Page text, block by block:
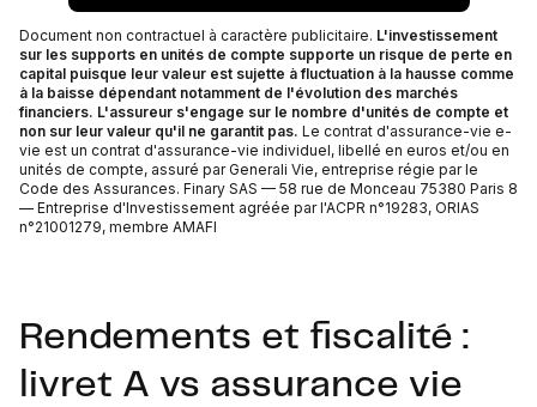
Document non contractuel à caractère publicitaire. L'investissement
sur les supports en unités de compte supporte un risque de perte en
capital puisque leur valeur est sujette à fluctuation à la hausse comme
à la baisse dépendant notamment de l'évolution des marchés
financiers. L'assureur s'engage sur le nombre d'unités de compte et
non sur leur valeur qu'il ne garantit pas. Le contrat d'assurance-vie e-
vie est un contrat d'assurance-vie individuel, libellé en euros et/ou en
unités de compte, assuré par Generali Vie, entreprise régie par le
Code des Assurances. Finary SAS — 58 rue de Monceau 75380 Paris 8
— Entreprise d'Investissement agréée par l'ACPR n°19283, ORIAS
n°21001279, membre AMAFI
Rendements et fiscalité :
livret A vs assurance vie